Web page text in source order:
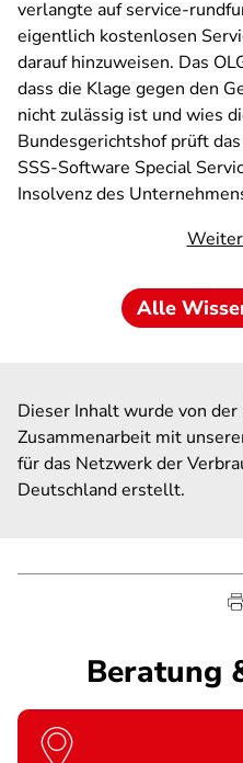
verlangte auf service-
eigentlich kostenlosen
darauf hinzuweisen. Das
dass die Klage gegen den
nicht zulässig ist und wies
Bundesgerichtshof prüft
SSS-Software Special
Insolvenz des
Alle
Dieser Inhalt wurde von
Zusammenarbeit mit
für das Netzwerk der
Deutschland erstellt.
Beratung